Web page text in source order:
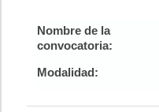
Nombre de la
convocatoria:
Modalidad: